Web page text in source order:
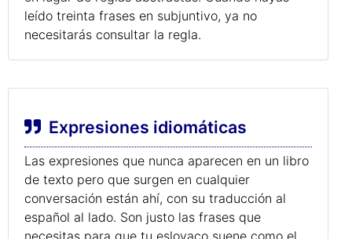
leído treinta frases en subjuntivo, ya no
necesitarás consultar la regla.
Expresiones idiomáticas
Las expresiones que nunca aparecen en un libro
de texto pero que surgen en cualquier
conversación están ahí, con su traducción al
español al lado. Son justo las frases que
necesitas para que tu eslovaco suene como el